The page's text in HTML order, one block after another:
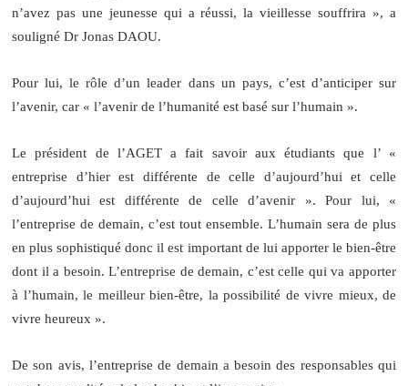
n’avez pas une jeunesse qui a réussi, la vieillesse souffrira », a
souligné Dr Jonas DAOU.
Pour lui, le rôle d’un leader dans un pays, c’est d’anticiper sur
l’avenir, car « l’avenir de l’humanité est basé sur l’humain ».
Le président de l’AGET a fait savoir aux étudiants que l’ «
entreprise d’hier est différente de celle d’aujourd’hui et celle
d’aujourd’hui est différente de celle d’avenir ». Pour lui, «
l’entreprise de demain, c’est tout ensemble. L’humain sera de plus
en plus sophistiqué donc il est important de lui apporter le bien-être
dont il a besoin. L’entreprise de demain, c’est celle qui va apporter
à l’humain, le meilleur bien-être, la possibilité de vivre mieux, de
vivre heureux ».
De son avis, l’entreprise de demain a besoin des responsables qui